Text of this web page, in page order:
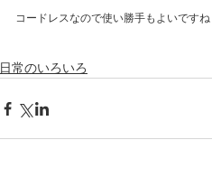
コードレスなので使い勝手もよいです
日常のいろいろ